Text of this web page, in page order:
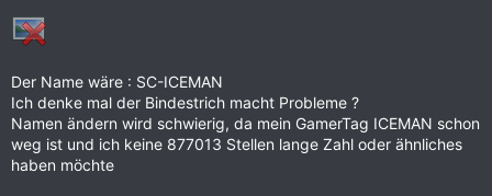
Der Name wäre : SC-ICEMAN
Ich denke mal der Bindestrich macht Probleme ?
Namen ändern wird schwierig, da mein GamerTag ICEMAN schon
weg ist und ich keine 877013 Stellen lange Zahl oder ähnliches
haben möchte